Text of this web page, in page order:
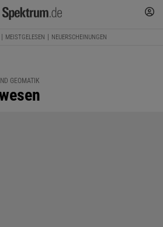
MEISTGELESEN NEUERSCHEINUNGEN
GEOMATIK